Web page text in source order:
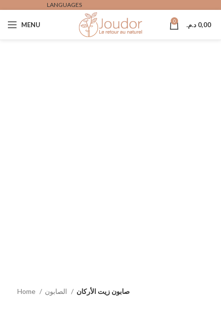
LANGUAGES
MENU 0 0,00 د.م.
Home صابون زيت الأركان